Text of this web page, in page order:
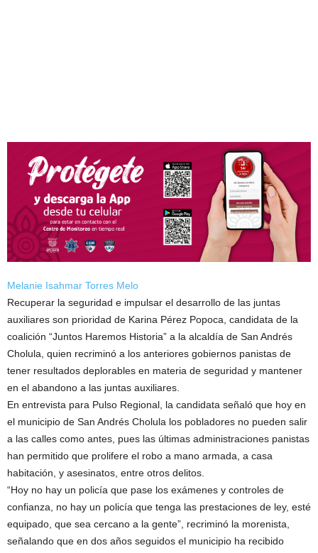
Melanie Isahmar Torres Melo
Recuperar la seguridad e impulsar el desarrollo de las juntas
auxiliares son prioridad de Karina Pérez Popoca, candidata de la
coalición “Juntos Haremos Historia” a la alcaldía de San Andrés
Cholula, quien recriminó a los anteriores gobiernos panistas de
tener resultados deplorables en materia de seguridad y mantener
en el abandono a las juntas auxiliares.
En entrevista para Pulso Regional, la candidata señaló que hoy en
el municipio de San Andrés Cholula los pobladores no pueden salir
a las calles como antes, pues las últimas administraciones panistas
han permitido que prolifere el robo a mano armada, a casa
habitación, y asesinatos, entre otros delitos.
“Hoy no hay un policía que pase los exámenes y controles de
confianza, no hay un policía que tenga las prestaciones de ley, esté
equipado, que sea cercano a la gente”, recriminó la morenista,
señalando que en dos años seguidos el municipio ha recibido